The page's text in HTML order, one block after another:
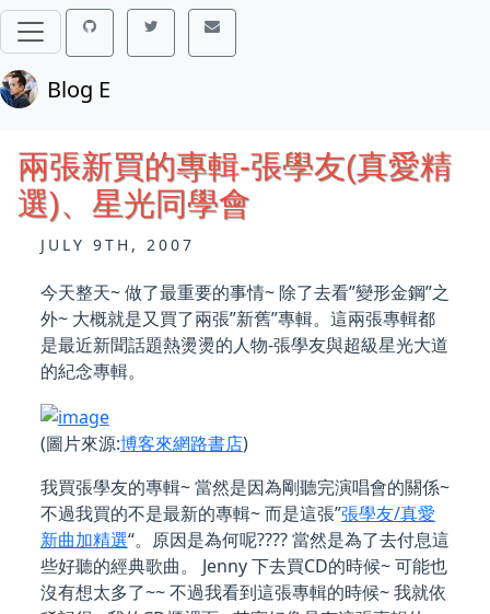
Blog E
兩張新買的專輯-張學友(真愛精
選)、星光同學會
JULY 9TH, 2007
今天整天~ 做了最重要的事情~ 除了去看”變形金鋼”之
外~ 大概就是又買了兩張”新舊”專輯。這兩張專輯都
是最近新聞話題熱燙燙的人物-張學友與超級星光大道
的紀念專輯。
(圖片來源:博客來網路書店)
我買張學友的專輯~ 當然是因為剛聽完演唱會的關係~
不過我買的不是最新的專輯~ 而是這張”張學友/真愛
新曲加精選“。原因是為何呢???? 當然是為了去付息這
些好聽的經典歌曲。 Jenny 下去買CD的時候~ 可能也
沒有想太多了~~ 不過我看到這張專輯的時候~ 我就依